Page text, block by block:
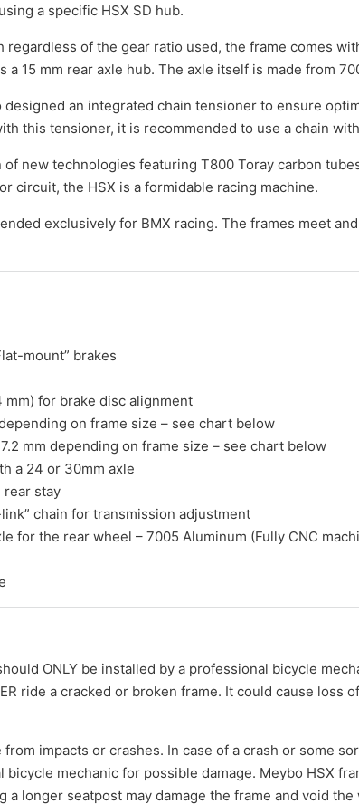
a specific HSX SD hub.
of the gear ratio used, the frame comes
a 15 mm rear axle hub. The axle itself is made from
an integrated chain tensioner to ensure
this tensioner, it is recommended to use a chain
of new technologies featuring T800 Toray carbon
circuit, the HSX is a formidable racing machine.
exclusively for BMX racing. The frames meet
mount” brakes
mm) for brake disc alignment
on frame size – see chart below
mm depending on frame size – see chart below
a 24 or 30mm axle
rear stay
chain for transmission adjustment
for the rear wheel – 7005 Aluminum (Fully CNC
ONLY be installed by a professional bicycle
ride a cracked or broken frame. It could cause loss
impacts or crashes. In case of a crash or some
mechanic for possible damage. Meybo HSX
a longer seatpost may damage the frame and void the